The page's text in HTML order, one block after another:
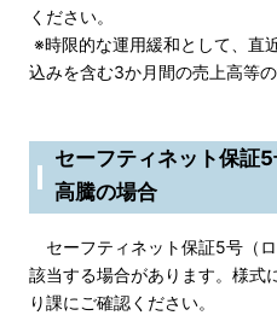
ください。
※時限的な運用緩和として、直
込みを含む3か月間の売上高等の
セーフティネット保
高騰の場合
セーフティネット保証5号（
該当する場合があります。様式
り課にご確認ください。